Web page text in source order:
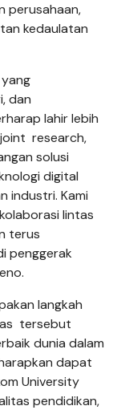
perusahaan,
kedaulatan
dan
lahir lebih
research,
solusi
digital
industri. Kami
lintas
terus
penggerak
langkah
tersebut
dunia dalam
dapat
University
pendidikan,